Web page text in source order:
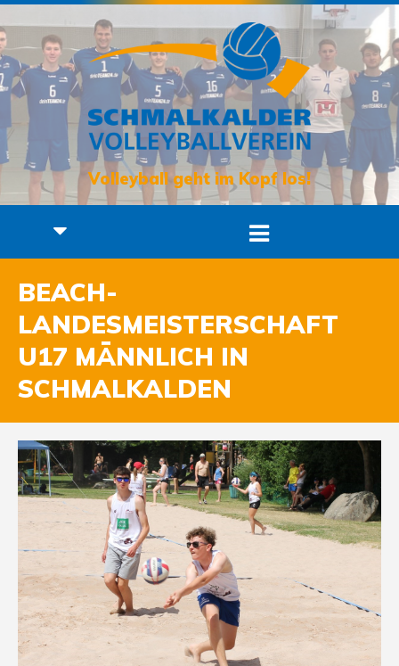
Volleyball geht im Kopf los!
BEACH-
LANDESMEISTERSCHAFT
U17 MÄNNLICH IN
SCHMALKALDEN